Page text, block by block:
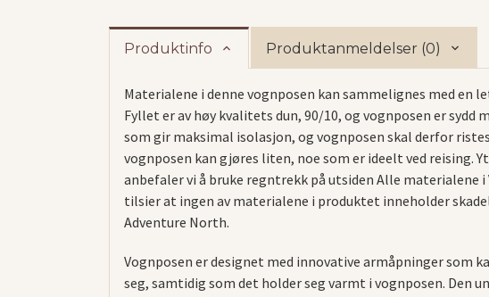
Produktinfo Produktanmeldelser (0)
Materialene i denne vognposen kan sammelignes med
Fyllet er av høy kvalitets dun, 90/10, og vognposen er
som gir maksimal isolasjon, og vognposen skal derfor
vognposen kan gjøres liten, noe som er ideelt ved reising.
anbefaler vi å bruke regntrekk på utsiden Alle materialene i
tilsier at ingen av materialene i produktet inneholder
Adventure North.
Vognposen er designet med innovative armåpninger som
seg, samtidig som det holder seg varmt i vognposen. Den